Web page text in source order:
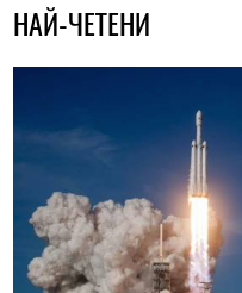
НАЙ-ЧЕТЕНИ